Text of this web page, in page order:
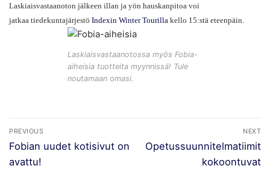
Laskiaisvastaanoton jälkeen illan ja yön hauskanpitoa voi
jatkaa tiedekuntajärjestö Indexin Winter Tourilla kello 15:stä eteenpäin.
Laskiaisvastaanotossa myös Fobia-
aiheisia tuotteita myynnissä! Tule
noutamaan omasi.
Artikkelien
selaus
PREVIOUS
Previous
post:
Fobian uudet kotisivut on
avattu!
NEXT
Next
Opetussuunnitelmatiimit
kokoontuvat